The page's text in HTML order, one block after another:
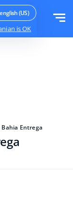
(US)
is OK
Logheaza-te
Bahia Entrega